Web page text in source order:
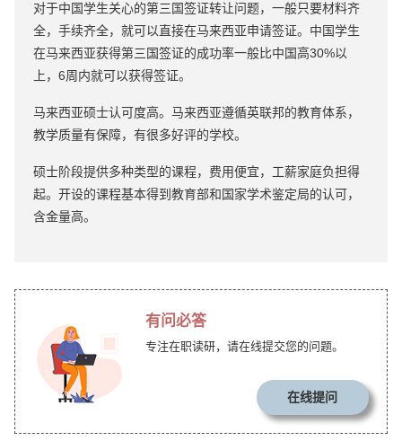
对于中国学生关心的第三国签证转让问题，一般只要材料齐
全，手续齐全，就可以直接在马来西亚申请签证。中国学生
在马来西亚获得第三国签证的成功率一般比中国高30%以
上，6周内就可以获得签证。
马来西亚硕士认可度高。马来西亚遵循英联邦的教育体系，
教学质量有保障，有很多好评的学校。
硕士阶段提供多种类型的课程，费用便宜，工薪家庭负担得
起。开设的课程基本得到教育部和国家学术鉴定局的认可，
含金量高。
有问必答
专注在职读研，请在线提交您的问题。
在线提问